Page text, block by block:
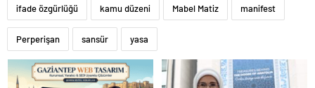
ifade özgürlüğü kamu düzeni Mabel Matiz manifest
Perperişan sansür yasa